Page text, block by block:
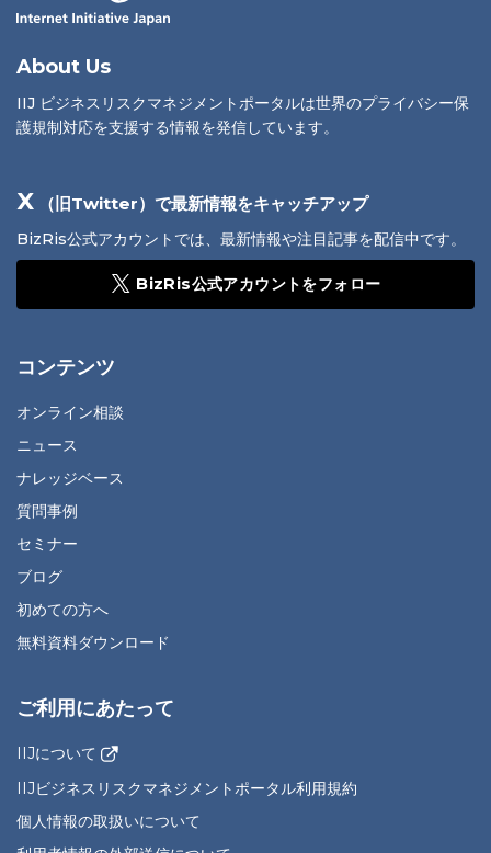
About Us
IIJ ビジネスリスクマネジメントポータルは世界のプライバシー保
護規制対応を支援する情報を発信しています。
X （旧Twitter）で最新情報をキャッチアップ
BizRis公式アカウントでは、最新情報や注目記事を配信中です。
BizRis公式アカウントをフォロー
コンテンツ
オンライン相談
ニュース
ナレッジベース
質問事例
セミナー
ブログ
初めての方へ
無料資料ダウンロード
ご利用にあたって
IIJについて
IIJビジネスリスクマネジメントポータル利用規約
個人情報の取扱いについて